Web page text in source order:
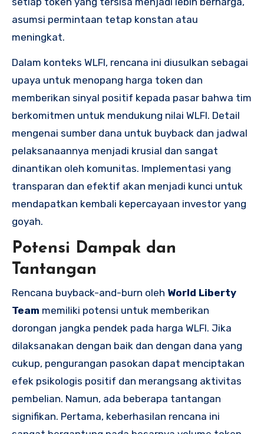
asumsi permintaan tetap konstan atau
meningkat.
Dalam konteks WLFI, rencana ini diusulkan sebagai
upaya untuk menopang harga token dan
memberikan sinyal positif kepada pasar bahwa tim
berkomitmen untuk mendukung nilai WLFI. Detail
mengenai sumber dana untuk buyback dan jadwal
pelaksanaannya menjadi krusial dan sangat
dinantikan oleh komunitas. Implementasi yang
transparan dan efektif akan menjadi kunci untuk
mendapatkan kembali kepercayaan investor yang
goyah.
Potensi Dampak dan
Tantangan
Rencana buyback-and-burn oleh World Liberty
Team memiliki potensi untuk memberikan
dorongan jangka pendek pada harga WLFI. Jika
dilaksanakan dengan baik dan dengan dana yang
cukup, pengurangan pasokan dapat menciptakan
efek psikologis positif dan merangsang aktivitas
pembelian. Namun, ada beberapa tantangan
signifikan. Pertama, keberhasilan rencana ini